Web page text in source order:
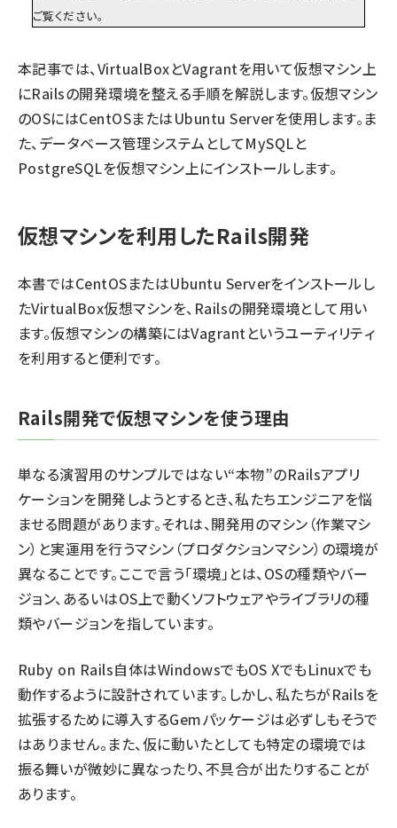
ご覧ください。
本記事では、VirtualBoxとVagrantを用いて仮想マシン上
にRailsの開発環境を整える手順を解説します。仮想マシン
のOSにはCentOSまたはUbuntu Serverを使用します。ま
た、データベース管理システムとしてMySQLと
PostgreSQLを仮想マシン上にインストールします。
仮想マシンを利用したRails開発
本書ではCentOSまたはUbuntu Serverをインストールし
たVirtualBox仮想マシンを、Railsの開発環境として用い
ます。仮想マシンの構築にはVagrantというユーティリティ
を利用すると便利です。
Rails開発で仮想マシンを使う理由
単なる演習用のサンプルではない“本物”のRailsアプリ
ケーションを開発しようとするとき、私たちエンジニアを悩
ませる問題があります。それは、開発用のマシン（作業マシ
ン）と実運用を行うマシン（プロダクションマシン）の環境が
異なることです。ここで言う「環境」とは、OSの種類やバー
ジョン、あるいはOS上で動くソフトウェアやライブラリの種
類やバージョンを指しています。
Ruby on Rails自体はWindowsでもOS XでもLinuxでも
動作するように設計されています。しかし、私たちがRailsを
拡張するために導入するGemパッケージは必ずしもそうで
はありません。また、仮に動いたとしても特定の環境では
振る舞いが微妙に異なったり、不具合が出たりすることが
あります。